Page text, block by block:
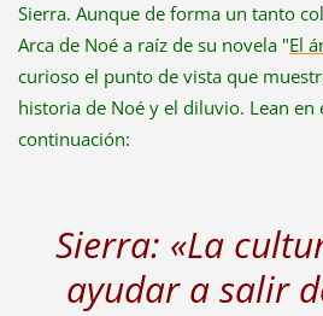
Sierra. Aunque de forma un tanto
Arca de Noé a raíz de su novela "El
curioso el punto de vista que
historia de Noé y el diluvio. Lean
continuación:
Sierra: «La
ayudar a salir